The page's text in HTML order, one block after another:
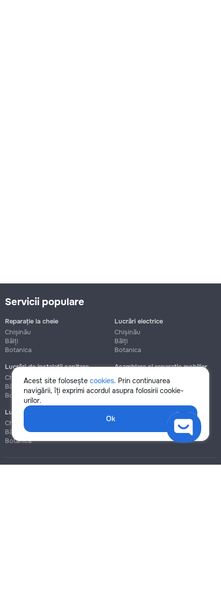
Acest site folosește cookies. Prin continuarea
navigării, îți exprimi acordul asupra folosirii cookie-
urilor.
Ok
Servicii populare
Reparație la cheie
Chișinău
Bălți
Botanica
Lucrări electrice
Chișinău
Bălți
Botanica
Lucrări de instalații sanitare
Chișinău
Bălți
Botanica
Asamblare și reparație mobilier
Chișinău
Botanica
Lucrări de construcție și instalare
Chișinău
Bălți
Botanica